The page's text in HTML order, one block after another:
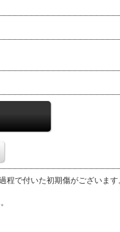
で付いた初期傷がございます